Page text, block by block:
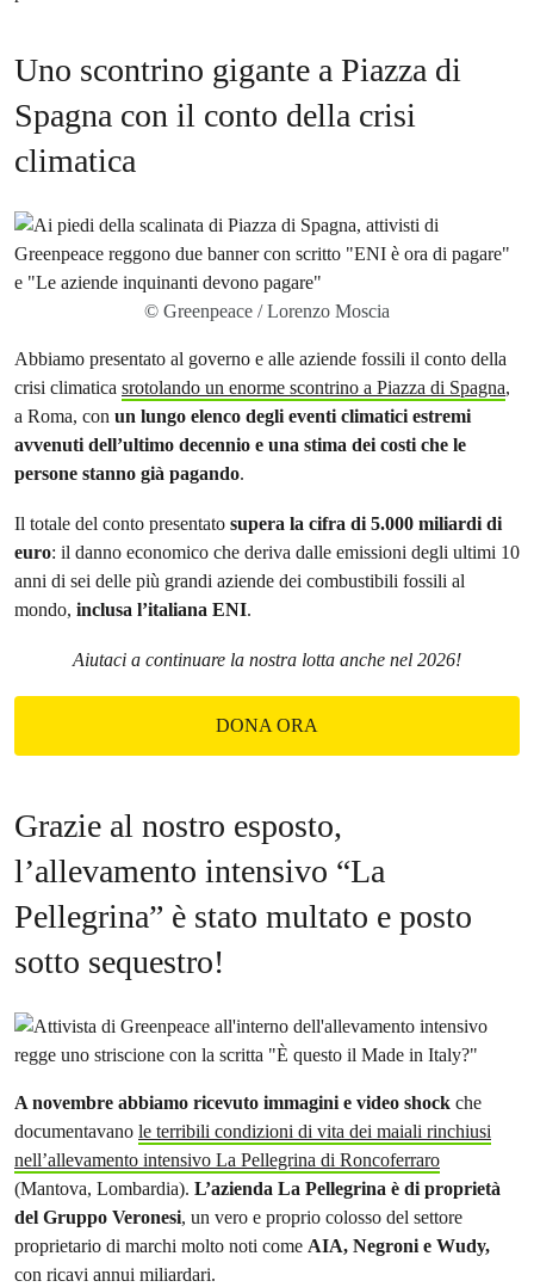
Uno scontrino gigante a Piazza di
Spagna con il conto della crisi
climatica
© Greenpeace / Lorenzo Moscia
Abbiamo presentato al governo e alle aziende fossili il conto della
crisi climatica srotolando un enorme scontrino a Piazza di Spagna,
a Roma, con un lungo elenco degli eventi climatici estremi
avvenuti dell’ultimo decennio e una stima dei costi che le
persone stanno già pagando.
Il totale del conto presentato supera la cifra di 5.000 miliardi di
euro: il danno economico che deriva dalle emissioni degli ultimi 10
anni di sei delle più grandi aziende dei combustibili fossili al
mondo, inclusa l’italiana ENI.
Aiutaci a continuare la nostra lotta anche nel 2026!
DONA ORA
Grazie al nostro esposto,
l’allevamento intensivo “La
Pellegrina” è stato multato e posto
sotto sequestro!
A novembre abbiamo ricevuto immagini e video shock che
documentavano le terribili condizioni di vita dei maiali rinchiusi
nell’allevamento intensivo La Pellegrina di Roncoferraro
(Mantova, Lombardia). L’azienda La Pellegrina è di proprietà
del Gruppo Veronesi, un vero e proprio colosso del settore
proprietario di marchi molto noti come AIA, Negroni e Wudy,
con ricavi annui miliardari.